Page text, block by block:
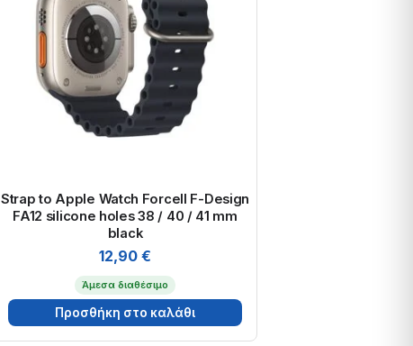
Strap to Apple Watch Forcell F-Design
FA12 silicone holes 38 / 40 / 41 mm
black
12,90 €
Άμεσα διαθέσιμο
Προσθήκη στο καλάθι